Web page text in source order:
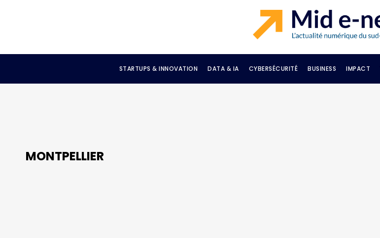
STARTUPS & INNOVATION DATA & IA CYBERSÉCURITÉ BUSINESS IMPACT
MONTPELLIER